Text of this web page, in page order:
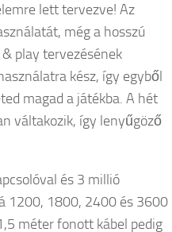
lett tervezve! Az
még a hosszú
play tervezésének
kész, így egyből
magad a játékba. A hét
váltakozik, így lenyűgöző
és 3 millió
1200, 1800, 2400 és 3600
méter fonott kábel pedig